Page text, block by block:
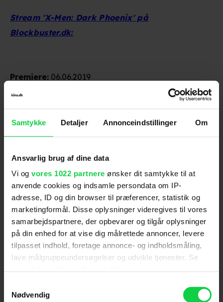
Samtykke Detaljer Annonceindstillinger Om
Ansvarlig brug af dine data
Vi og vores 1022 partnere ønsker dit samtykke til at
anvende cookies og indsamle persondata om IP-
adresse, ID og din browser til præferencer, statistik og
marketingformål. Disse oplysninger videregives til vores
samarbejdspartnere, der opbevarer og tilgår oplysninger
på din enhed for at vise dig målrettede annoncer, levere
tilpasset indhold, foretage annonce- og indholdsmåling,
lave målgruppeundersøgelser og udvikle tjenester. Se
tilbage eller ændre indstillinger fra vores
Nødvendig
Premiere: 06.06.2019
Jennifer Lawrence,
Evan Peters,
Sheridan
Kodi Smit-McPhee Alexandra Shipp
Genre:Action / Adventure
Aldersmærke
med vurdering
11 år
Filmen har en mørk og actionmættet stemning, der
forstærkes af en intens lydside. Den indeholder en
række scener med truende væsner og skræmmende
mutationer, voldsomme kampe og skyderier,
ødelæggelser, eksplosioner, en alvorlig bilulykke
samt mennesker, der skades eller dør på brutal vis.
Filmen foregår imidlertid inden for en velkendt
ramme i et urealistisk science fiction univers, som har
en distancerende effekt på volden. Ligeledes er de
Distributør: 20th Century Fox
Stream 'X-Men: Dark Phoenix' på
Blockbuster.dk: